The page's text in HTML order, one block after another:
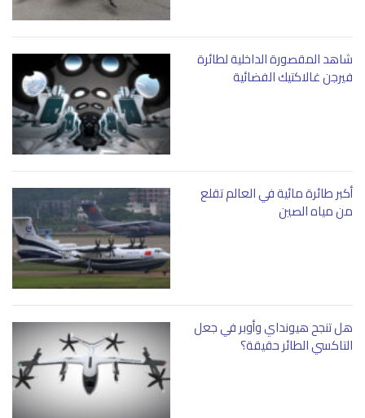
شاهد المقصورة الداخلية لطائرة
فيرجن غالاكتيك الفضائية
أكبر طائرة مائية في العالم تقلع
من مياه الصين
هل تنجح هيونداي وأوبر في جعل
التاكسي الطائر حقيقة؟